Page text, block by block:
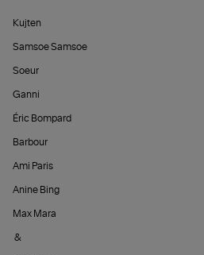
Kujten
Samsoe Samsoe
Soeur
Ganni
Éric Bompard
Barbour
Ami Paris
Anine Bing
Max Mara
&